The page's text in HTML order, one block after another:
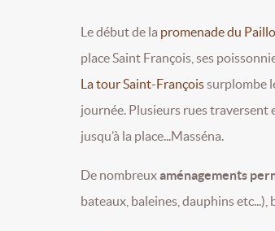
Le début de la promenade du
place Saint François, ses
La tour Saint-Françoissurplombe
journée. Plusieurs rues traversent
jusqu’à la place...Masséna.
De nombreuxaménagements
bateaux, baleines, dauphins etc...),